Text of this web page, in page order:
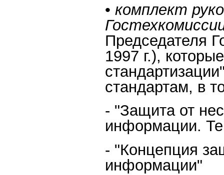
• комплект
Председателя
1997 г.),
стандартам, в
- "Защита от
информации.
- "Концепция
информации"